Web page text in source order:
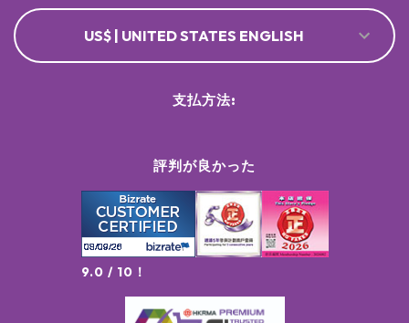
US$ | UNITED STATES ENGLISH
評判が良かった
9.0 / 10！
支払方法: